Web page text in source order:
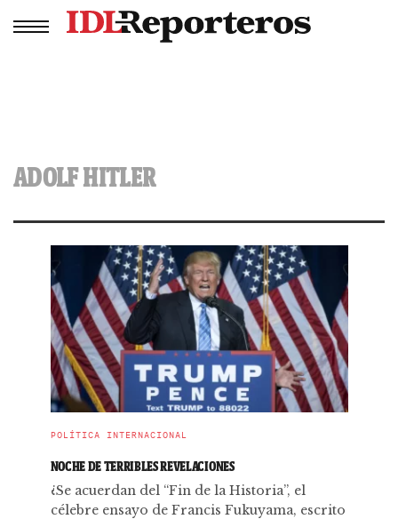
ADOLF HITLER
POLÍTICA INTERNACIONAL
NOCHE DE TERRIBLES REVELACIONES
¿Se acuerdan del “Fin de la Historia”, el
célebre ensayo de Francis Fukuyama, escrito